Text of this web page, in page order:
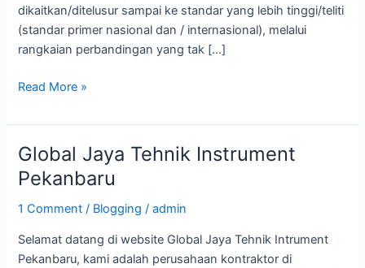
dikaitkan/ditelusur sampai ke standar yang lebih tinggi/teliti
(standar primer nasional dan / internasional), melalui
rangkaian perbandingan yang tak […]
Read More »
Global Jaya Tehnik Instrument
Pekanbaru
1 Comment / Blogging /admin
Selamat datang di website Global Jaya Tehnik Intrument
Pekanbaru, kami adalah perusahaan kontraktor di
Global
Jaya
Tehnik
Instrument